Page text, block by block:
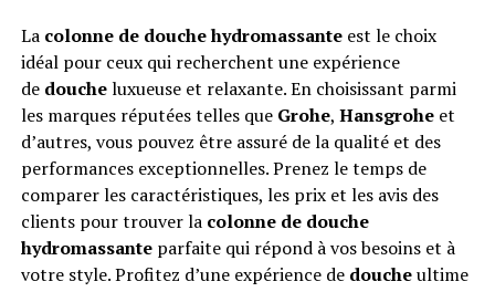
La colonne de douche hydromassanteest le choix
idéal pour ceux qui recherchent une expérience
de doucheluxueuse et relaxante. En choisissant parmi
les marques réputées telles que Grohe, Hansgroheet
d’autres, vous pouvez être assuré de la qualité et des
performances exceptionnelles. Prenez le temps de
comparer les caractéristiques, les prix et les avis des
clients pour trouver la colonne de douche
hydromassanteparfaite qui répond à vos besoins et à
votre style. Profitez d’une expérience de doucheultime